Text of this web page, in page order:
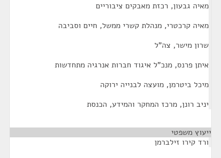
מאיה גבעון, רכזת מאבקים ציבוריים
מאיה קרכטרי, מנהלת קשרי ממשל, חיים וסביבה
שרון מישר, צה"ל
איתן פרנס, מנכ"ל איגוד חברות אנרגיה מתחדשות
מיכל ביטרמן, מועצה לבנייה ירוקה
יניב רונן, מרכז המחקר והמידע, הכנסת
ייעוץ משפטי
ורד קירו זילברמן